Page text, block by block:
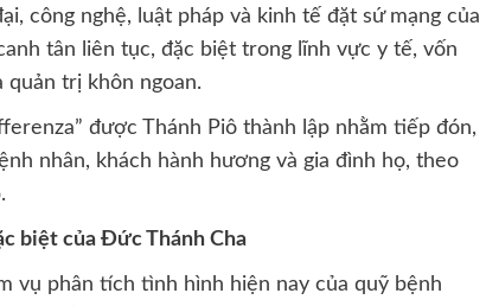
công nghệ, luật pháp và kinh tế đặt sứ mạng của
tân liên tục, đặc biệt trong lĩnh vực y tế, vốn
quản trị khôn ngoan.
được Thánh Piô thành lập nhằm tiếp đón,
nhân, khách hành hương và gia đình họ, theo
biệt của Đức Thánh Cha
vụ phân tích tình hình hiện nay của quỹ bệnh